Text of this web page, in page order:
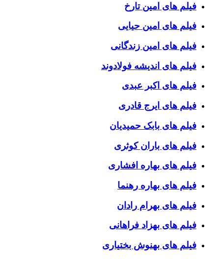
فیلم های امین تارخ
فیلم های امین حیایی
فیلم های امین زندگانی
فیلم های اندیشه فولادوند
فیلم های اکبر عبدی
فیلم های ایرج قادری
فیلم های بابک حمیدیان
فیلم های باران کوثری
فیلم های بهاره افشاری
فیلم های بهاره رهنما
فیلم های بهرام رادان
فیلم های بهزاد فراهانی
فیلم های بهنوش بختیاری